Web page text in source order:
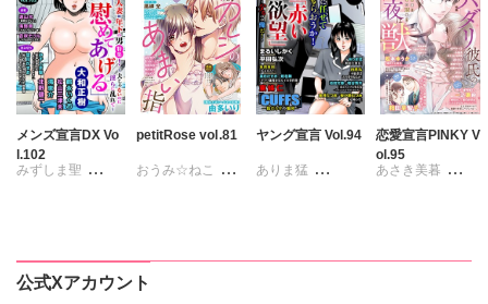
メンズ宣言DX Vo
l.102
みずしま聖
鶴永いくお
北野健一
petitRose vol.81
おうみ☆ねこ
真田ハイジ
ヤング宣言 Vol.94
ありま猛
恋愛宣言PINKY V
ol.95
あさき美暮
公式Xアカウント